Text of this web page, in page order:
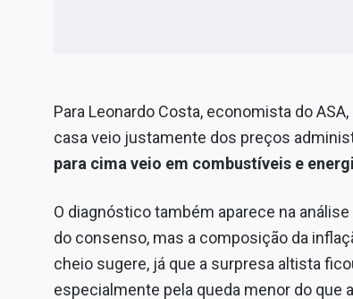
Para Leonardo Costa, economista do
casa veio justamente dos preços
para cima veio em combustíveis e
O diagnóstico também aparece na
do consenso, mas a composição da
cheio sugere, já que a surpresa altista
especialmente pela queda menor do que